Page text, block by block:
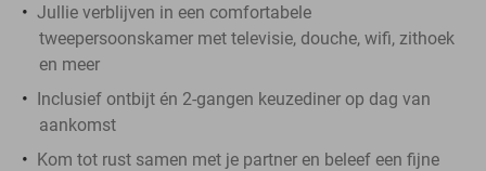
Jullie verblijven in een comfortabele
tweepersoonskamer met televisie, douche, wifi, zithoek
en meer
Inclusief ontbijt én 2-gangen keuzediner op dag van
aankomst
Kom tot rust samen met je partner en beleef een fijne